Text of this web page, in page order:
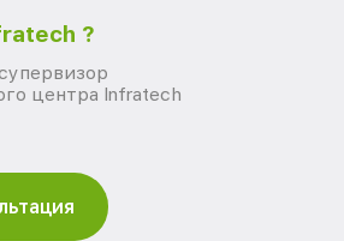
?
центра Infratech